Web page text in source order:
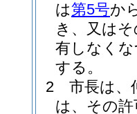
は第5号か
き、又は
有しなく
する。
2
市長は、
は、その